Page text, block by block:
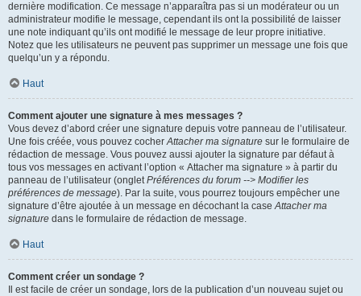
dernière modification. Ce message n’apparaîtra pas si un modérateur ou un
administrateur modifie le message, cependant ils ont la possibilité de laisser
une note indiquant qu’ils ont modifié le message de leur propre initiative.
Notez que les utilisateurs ne peuvent pas supprimer un message une fois que
quelqu’un y a répondu.
Haut
Comment ajouter une signature à mes messages ?
Vous devez d’abord créer une signature depuis votre panneau de l’utilisateur.
Une fois créée, vous pouvez cocherAttacher ma signature sur le formulaire de
rédaction de message. Vous pouvez aussi ajouter la signature par défaut à
tous vos messages en activant l’option « Attacher ma signature » à partir du
panneau de l’utilisateur (ongletPréférences du forum --> Modifier les
préférences de message). Par la suite, vous pourrez toujours empêcher une
signature d’être ajoutée à un message en décochant la caseAttacher ma
signature dans le formulaire de rédaction de message.
Haut
Comment créer un sondage ?
Il est facile de créer un sondage, lors de la publication d’un nouveau sujet ou